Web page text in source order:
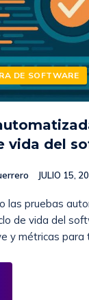
DE SOFTWARE
vida del
JULIO 15,
las pruebas
de vida del
y métricas para